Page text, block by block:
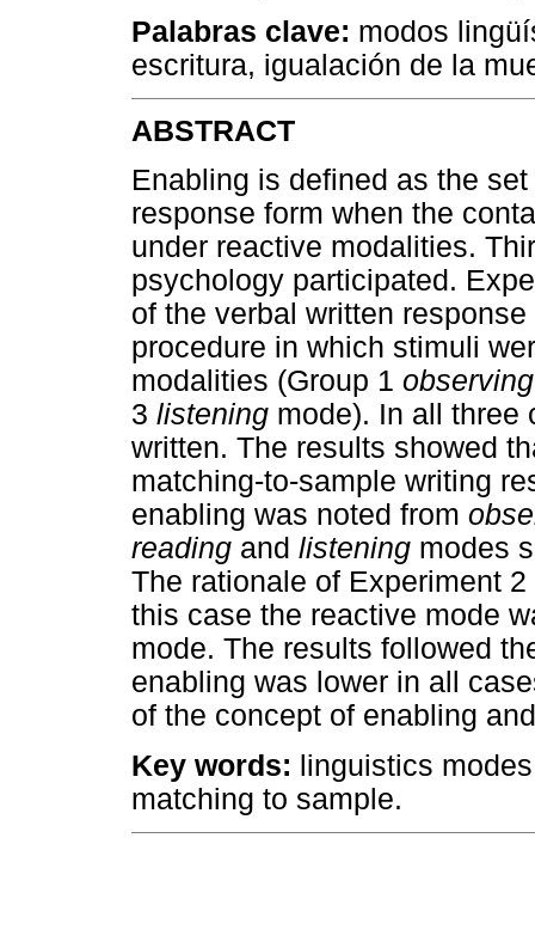
Palabras clave: modos
escritura, igualación de la
ABSTRACT
Enabling is defined as the
response form when the
under reactive modalities.
psychology participated.
of the verbal written
procedure in which stimuli
modalities (Group 1 observing
3 listening mode). In all three
written. The results showed
matching-to-sample writing
enabling was noted from
reading and listening modes
The rationale of Experiment
this case the reactive mode
mode. The results followed
enabling was lower in all
of the concept of enabling
Key words: linguistics
matching to sample.